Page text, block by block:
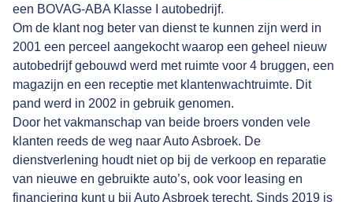
een BOVAG-ABA Klasse I autobedrijf.
Om de klant nog beter van dienst te kunnen zijn werd in
2001 een perceel aangekocht waarop een geheel nieuw
autobedrijf gebouwd werd met ruimte voor 4 bruggen, een
magazijn en een receptie met klantenwachtruimte. Dit
pand werd in 2002 in gebruik genomen.
Door het vakmanschap van beide broers vonden vele
klanten reeds de weg naar Auto Asbroek. De
dienstverlening houdt niet op bij de verkoop en reparatie
van nieuwe en gebruikte auto’s, ook voor leasing en
financiering kunt u bij Auto Asbroek terecht. Sinds 2019 is